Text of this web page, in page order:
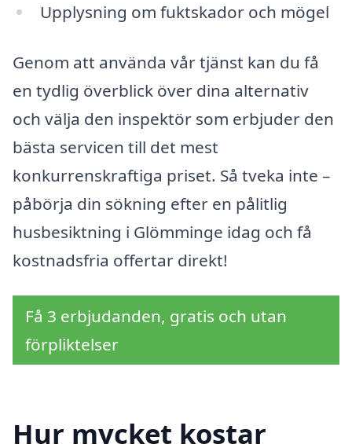
Upplysning om fuktskador och mögel
Genom att använda vår tjänst kan du få
en tydlig överblick över dina alternativ
och välja den inspektör som erbjuder den
bästa servicen till det mest
konkurrenskraftiga priset. Så tveka inte –
påbörja din sökning efter en pålitlig
husbesiktning i Glömminge idag och få
kostnadsfria offertar direkt!
Få 3 erbjudanden, gratis och utan
förpliktelser
Hur mycket kostar